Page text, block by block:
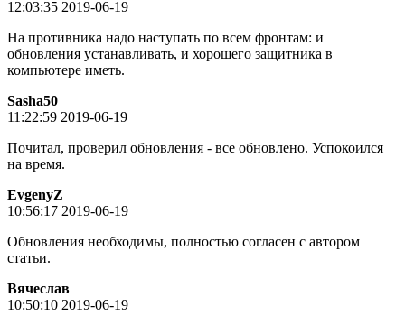
12:03:35 2019-06-19
На противника надо наступать по всем фронтам: и
обновления устанавливать, и хорошего защитника в
компьютере иметь.
Sasha50
11:22:59 2019-06-19
Почитал, проверил обновления - все обновлено. Успокоился
на время.
EvgenyZ
10:56:17 2019-06-19
Обновления необходимы, полностью согласен с автором
статьи.
Вячeслaв
10:50:10 2019-06-19